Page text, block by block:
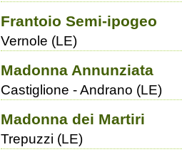
Frantoio Semi-ipogeo
Vernole (LE)
Madonna Annunziata
Castiglione - Andrano (LE)
Madonna dei Martiri
Trepuzzi (LE)